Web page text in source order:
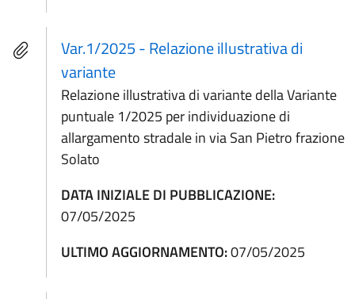
Var.1/2025 - Relazione illustrativa di
variante
Relazione illustrativa di variante della Variante
puntuale 1/2025 per individuazione di
allargamento stradale in via San Pietro frazione
Solato
DATA INIZIALE DI PUBBLICAZIONE:
07/05/2025
ULTIMO AGGIORNAMENTO:07/05/2025